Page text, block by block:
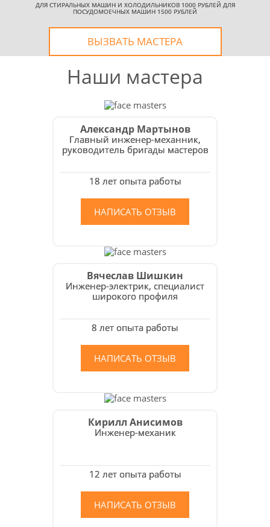
УЗНАТЬ СТОИМОСТЬ
РЕМОНТА
Выезд и диагностика
БЕСПЛАТНО *
* в случае ремонта
ДЛЯ СТИРАЛЬНЫХ МАШИН И ХОЛОДИЛЬНИКОВ 1000 РУБЛЕЙ ДЛЯ
ПОСУДОМОЕЧНЫХ МАШИН 1500 РУБЛЕЙ
ВЫЗВАТЬ МАСТЕРА
Наши мастера
Александр Мартынов
Главный инженер-механник,
руководитель бригады мастеров
18 лет опыта работы
НАПИСАТЬ ОТЗЫВ
Вячеслав Шишкин
Инженер-электрик, специалист
широкого профиля
8 лет опыта работы
НАПИСАТЬ ОТЗЫВ
Кирилл Анисимов
Инженер-механик
12 лет опыта работы
НАПИСАТЬ ОТЗЫВ